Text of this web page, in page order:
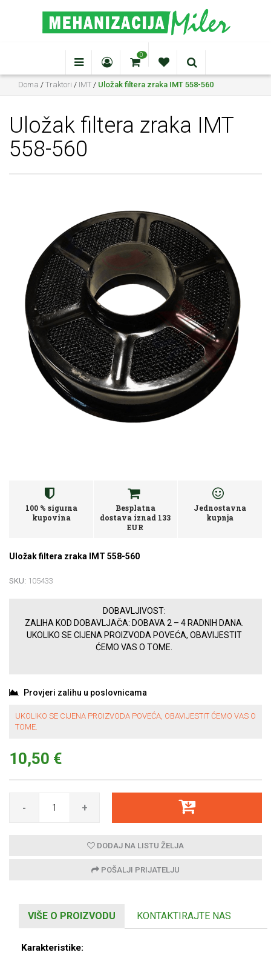
0
Doma / Traktori / IMT / Uložak filtera zraka IMT 558-560
Uložak filtera zraka IMT
558-560
100 % sigurna
kupovina
Besplatna
dostava iznad 133
EUR
Jednostavna
kupnja
Uložak filtera zraka IMT 558-560
SKU: 105433
DOBAVLJIVOST:
ZALIHA KOD DOBAVLJAČA: DOBAVA 2 – 4 RADNIH DANA.
UKOLIKO SE CIJENA PROIZVODA POVEĆA, OBAVIJESTIT
ĆEMO VAS O TOME.
Provjeri zalihu u poslovnicama
UKOLIKO SE CIJENA PROIZVODA POVEĆA, OBAVIJESTIT ĆEMO VAS O
TOME.
10,50 €
- +
DODAJ NA LISTU ŽELJA
POŠALJI PRIJATELJU
VIŠE O PROIZVODU KONTAKTIRAJTE NAS
Karakteristike: